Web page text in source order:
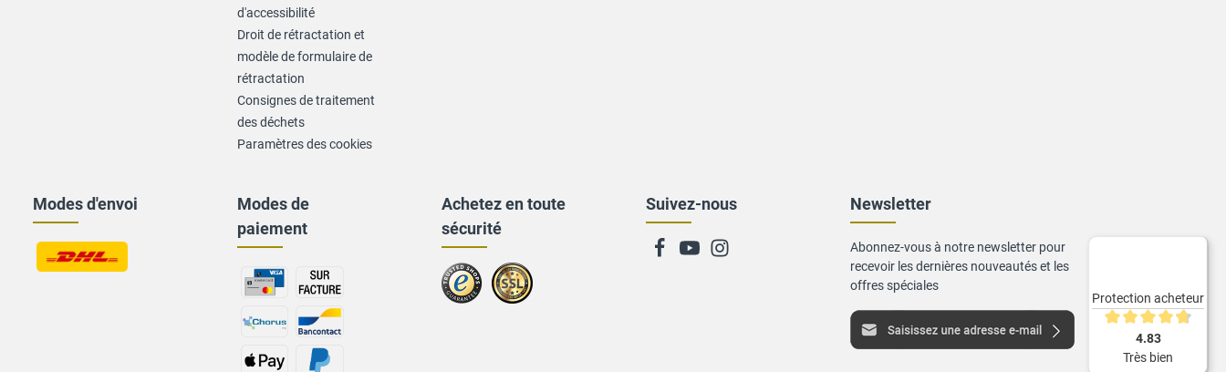
Suivez-nous
Achetez en toute
sécurité
Zu
trusted
Newsletter
Abonnez-vous à notre newsletter pour
recevoir les dernières nouveautés et les
offres spéciales
d'accessibilité
Droit de rétractation et
modèle de formulaire de
rétractation
Consignes de traitement
des déchets
Paramètres des cookies
Modes de
paiement
Modes d'envoi
Protection acheteur
Note moyenne de
4.83
Très bien